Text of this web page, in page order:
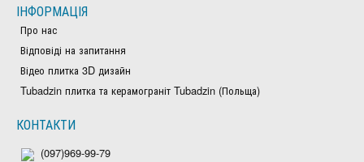
ІНФОРМАЦІЯ
Про нас
Відповіді на запитання
Відео плитка 3D дизайн
Tubadzin плитка та керамограніт Tubadzin (Польща)
КОНТАКТИ
(097)969-99-79